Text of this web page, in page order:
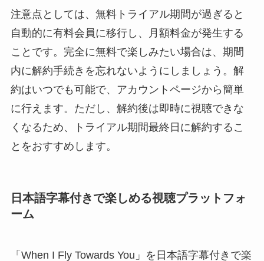
注意点としては、無料トライアル期間が過ぎると
自動的に有料会員に移行し、月額料金が発生する
ことです。完全に無料で楽しみたい場合は、期間
内に解約手続きを忘れないようにしましょう。解
約はいつでも可能で、アカウントページから簡単
に行えます。ただし、解約後は即時に視聴できな
くなるため、トライアル期間最終日に解約するこ
とをおすすめします。
日本語字幕付きで楽しめる視聴プラットフォ
ーム
「When I Fly Towards You」を日本語字幕付きで楽